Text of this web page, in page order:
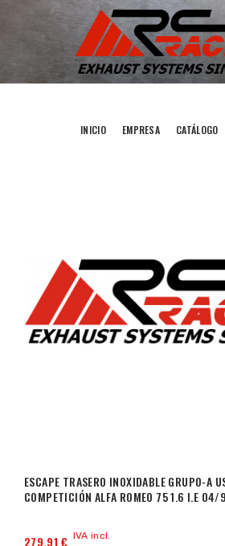
INICIO EMPRESA CATÁLOGO
ESCAPE TRASERO INOXIDABLE GRUPO-A
COMPETICIÓN ALFA ROMEO 75 1.6 I.E
279,91 € IVA incl.